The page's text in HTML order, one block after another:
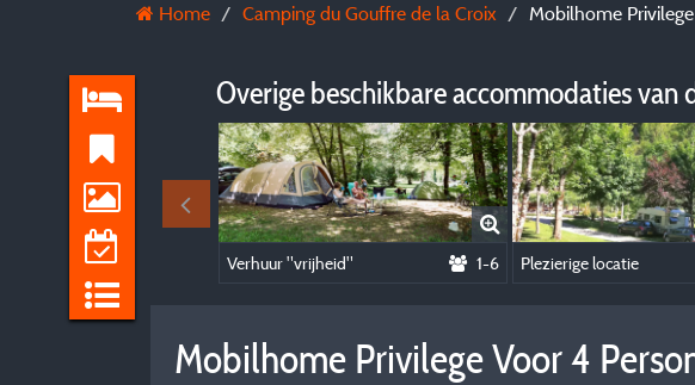
Home Camping du Gouffre de la Croix Mobilhome
Overige beschikbare accommodaties van
Verhuur "vrijheid" 1-6 Plezierige locatie
Mobilhome Privilege Voor 4